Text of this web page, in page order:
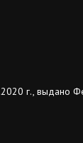
г., выдано